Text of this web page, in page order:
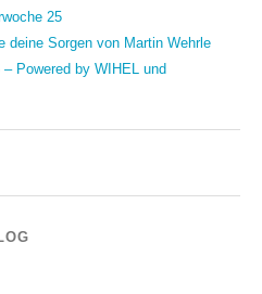
25
deine Sorgen von Martin Wehrle
Powered by WIHEL und